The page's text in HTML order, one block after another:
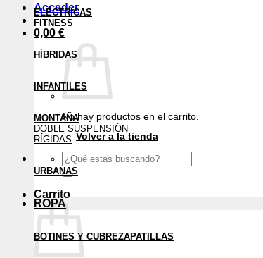
Acceder
0,00 €
No hay productos en el carrito.
Volver a la tienda
Buscar
por:
Carrito
ELÉCTRICAS
FITNESS
HÍBRIDAS
INFANTILES
MONTAÑA
DOBLE SUSPENSIÓN
RÍGIDAS
URBANAS
ROPA
BOTINES Y CUBREZAPATILLAS